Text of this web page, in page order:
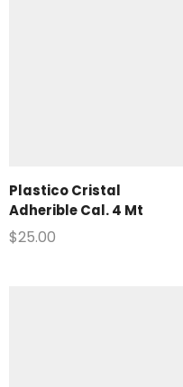
Plastico Cristal
Adherible Cal. 4 Mt
$25.00